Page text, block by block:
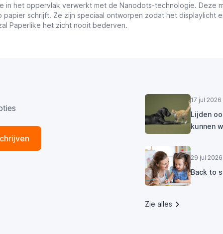
in het oppervlak verwerkt met de Nanodots-technologie.
schrijft. Ze zijn speciaal ontworpen zodat het displaylicht
Paperlike het zicht nooit bederven.
17 jul 2026
Lijden
kunnen
29 jul 2026
Back to
Zie alles